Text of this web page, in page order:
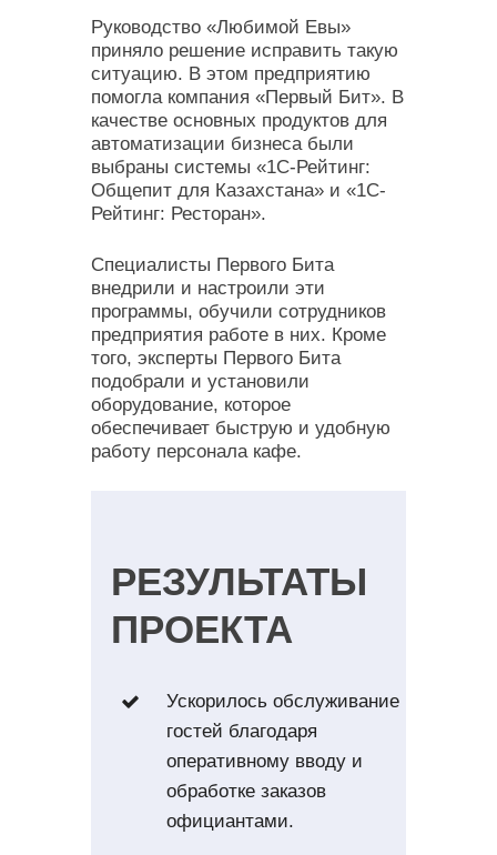
Руководство «Любимой Евы»
приняло решение исправить такую
ситуацию. В этом предприятию
помогла компания «Первый Бит». В
качестве основных продуктов для
автоматизации бизнеса были
выбраны системы «1С-Рейтинг:
Общепит для Казахстана» и «1С-
Рейтинг: Ресторан».
Специалисты Первого Бита
внедрили и настроили эти
программы, обучили сотрудников
предприятия работе в них. Кроме
того, эксперты Первого Бита
подобрали и установили
оборудование, которое
обеспечивает быструю и удобную
работу персонала кафе.
РЕЗУЛЬТАТЫ
ПРОЕКТА
Ускорилось обслуживание
гостей благодаря
оперативному вводу и
обработке заказов
официантами.